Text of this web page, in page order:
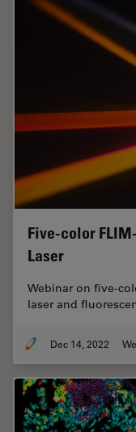
Five-color
Laser
Webinar on five-
laser and
Dec 14, 2022